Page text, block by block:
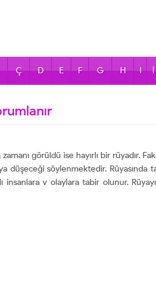
Ç D E F G H I İ
görüldü ise hayırlı bir rüyadır.
düşeceği söylenmektedir.
insanlara v olaylara tabir olunur.